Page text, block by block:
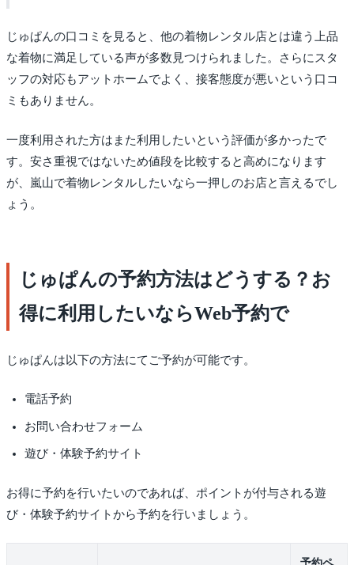
じゅぱんの口コミを見ると、他の着物レンタル店とは違う上品
な着物に満足している声が多数見つけられました。さらにスタ
ッフの対応もアットホームでよく、接客態度が悪いという口コ
ミもありません。
一度利用された方はまた利用したいという評価が多かったで
す。安さ重視ではないため値段を比較すると高めになります
が、嵐山で着物レンタルしたいなら一押しのお店と言えるでし
ょう。
じゅぱんの予約方法はどうする？お
得に利用したいならWeb予約で
じゅぱんは以下の方法にてご予約が可能です。
電話予約
お問い合わせフォーム
遊び・体験予約サイト
お得に予約を行いたいのであれば、ポイントが付与される遊
び・体験予約サイトから予約を行いましょう。